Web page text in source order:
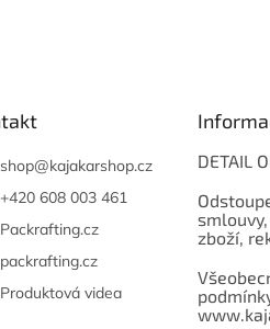
moly nebo plísní
je skladujete kdekoli.
Oficiální česká a
distribuce.
shop@kajakarshop.cz
+420 608 003 461
Packrafting.cz
packrafting.cz
Produktová videa
DETAIL
zboží,